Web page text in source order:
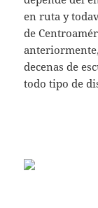
en ruta y
de
decenas de
todo tipo de